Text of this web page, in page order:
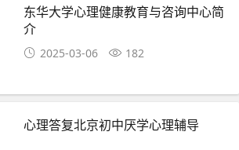
东华大学心理健康教育与咨询中心简
介
2025-03-06 182
心理答复北京初中厌学心理辅导